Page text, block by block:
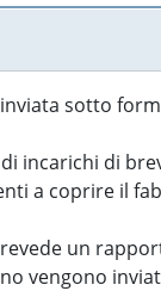
sotto
incarichi di
a coprire il
un
vengono